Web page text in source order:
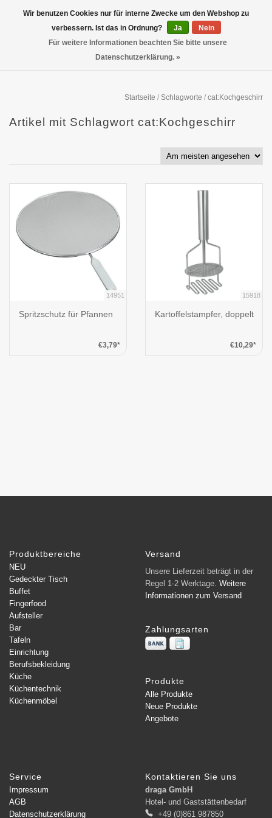
Startseite / Schlagworte / cat:Kochgeschirr
Artikel mit Schlagwort cat:Kochgeschirr
14951
Spritzschutz für Pfannen
€3,79*
15918
Kartoffelstampfer, doppelt
€10,29*
Produktbereiche
NEU
Gedeckter Tisch
Buffet
Fingerfood
Aufsteller
Bar
Tafeln
Einrichtung
Berufsbekleidung
Küche
Küchentechnik
Küchenmöbel
Versand
Unsere Lieferzeit beträgt in der
Regel 1-2 Werktage. Weitere
Informationen zum Versand
Zahlungsarten
Produkte
Alle Produkte
Neue Produkte
Angebote
Service
Impressum
AGB
Datenschutzerklärung
Kontaktieren Sie uns
draga GmbH
Hotel- und Gaststättenbedarf
+49 (0)861 987850
Wir benutzen Cookies nur für interne Zwecke um den Webshop zu
verbessern. Ist das in Ordnung?
Ja
Nein
Für weitere Informationen beachten Sie bitte unsere
Datenschutzerklärung. »